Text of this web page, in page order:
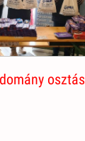
osztás